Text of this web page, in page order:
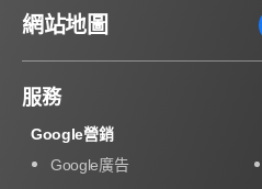
網站地圖
服務
Google營銷
Google廣告